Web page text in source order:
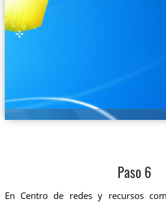
Paso 6
En Centro de redes y recursos